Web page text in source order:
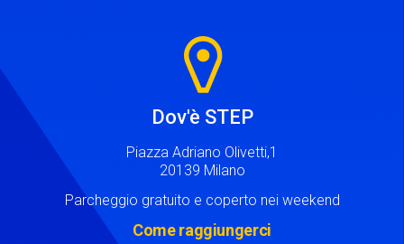
Dov'è STEP
Piazza Adriano Olivetti,1
20139 Milano
Parcheggio gratuito e coperto nei weekend
Come raggiungerci